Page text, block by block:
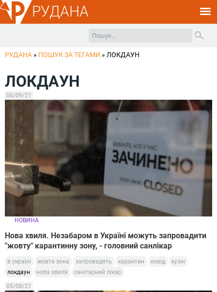
РУДАНА
РУДАНА » ПОШУК ЗА ТЕГАМИ » ЛОКДАУН
ЛОКДАУН
06/09/21
НОВИНА
Нова хвиля. Незабаром в Україні можуть запровадити
"жовту" карантинну зону, - головний санлікар
в україні жовта зона запровадять карантин ковід
кузін
локдаун
нова хвиля санітарний лікар
05/08/21